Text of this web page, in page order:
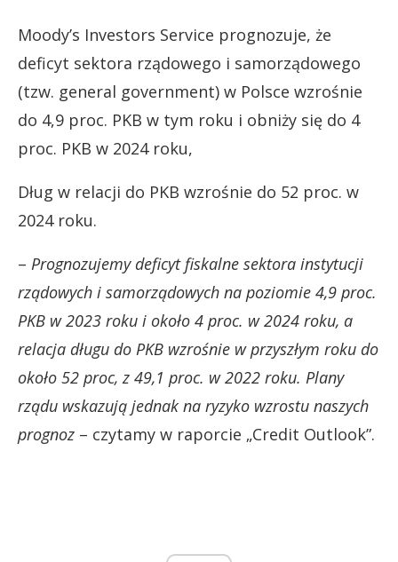
Moody’s Investors Service prognozuje, że
deficyt sektora rządowego i samorządowego
(tzw. general government) w Polsce wzrośnie
do 4,9 proc. PKB w tym roku i obniży się do 4
proc. PKB w 2024 roku,
Dług w relacji do PKB wzrośnie do 52 proc. w
2024 roku.
– Prognozujemy deficyt fiskalne sektora instytucji
rządowych i samorządowych na poziomie 4,9 proc.
PKB w 2023 roku i około 4 proc. w 2024 roku, a
relacja długu do PKB wzrośnie w przyszłym roku do
około 52 proc, z 49,1 proc. w 2022 roku. Plany
rządu wskazują jednak na ryzyko wzrostu naszych
prognoz – czytamy w raporcie „Credit Outlook”.